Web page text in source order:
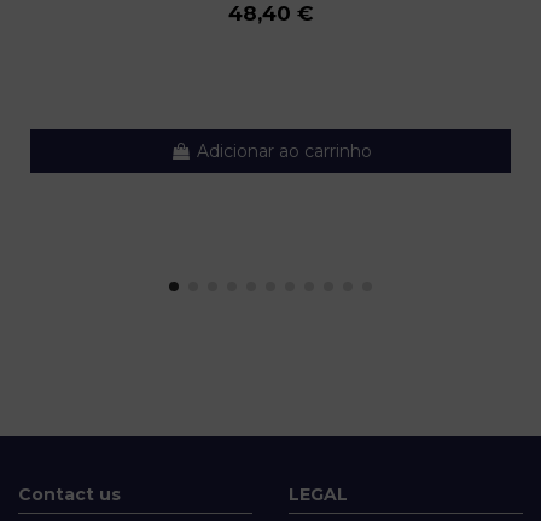
48,40 €
Adicionar ao carrinho
Contact us LEGAL